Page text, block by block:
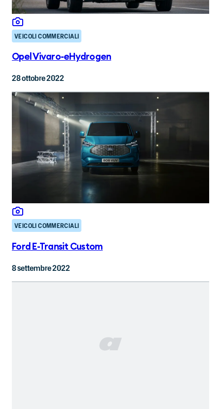
VEICOLI COMMERCIALI
Opel Vivaro-eHydrogen
28 ottobre 2022
VEICOLI COMMERCIALI
Ford E-Transit Custom
8 settembre 2022